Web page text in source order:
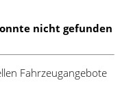
nicht gefunden
Fahrzeugangebote